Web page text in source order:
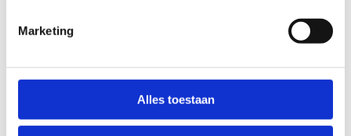
Marketing
Alles toestaan
Wij staan klaar om je springuur tot een
Bekijk de algemene voorwaarden